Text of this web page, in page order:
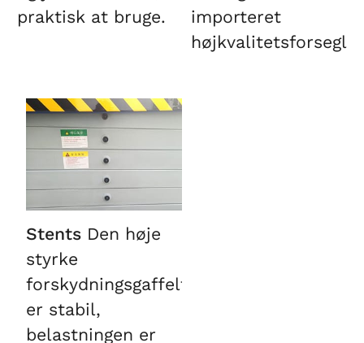
praktisk at bruge.
importeret
Stents Den høje
styrke
forskydningsgaffeltruck
er stabil,
belastningen er